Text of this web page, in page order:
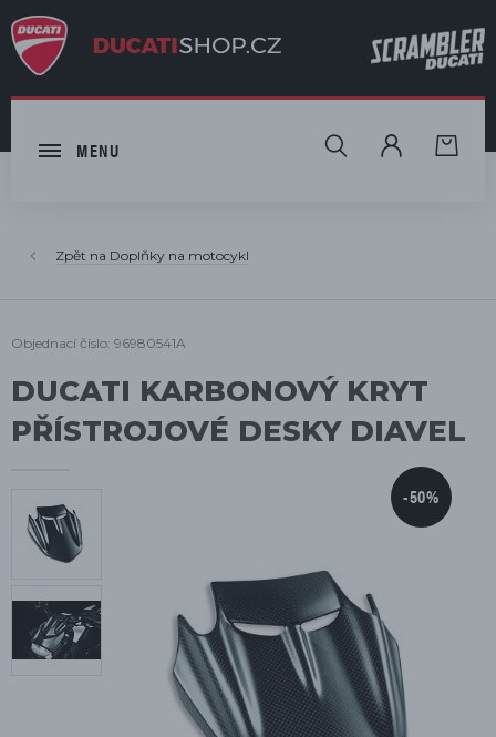
MENU HLEDAT
Doplňky na motocykl
Objednací číslo: 96980541A
DUCATI KARBONOVÝ KRYT
PŘÍSTROJOVÉ DESKY DIAVEL
-50%